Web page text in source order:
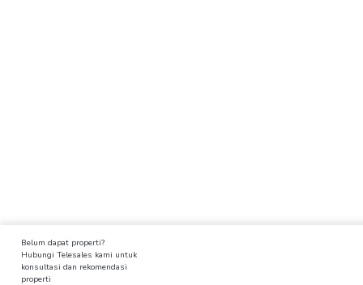
Belum dapat properti?
Hubungi Telesales kami untuk
konsultasi dan rekomendasi
properti